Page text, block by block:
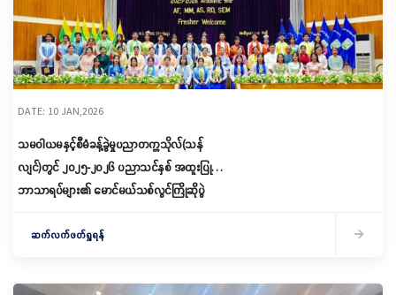
DATE: 10 JAN,2026
သမဝါယမနှင့်စီမံခန့်ခွဲမှုပညာတက္ကသိုလ်(သန်
လျင်)တွင် ၂၀၂၅-၂၀၂၆ ပညာသင်နှစ် အထူးပြု
ဘာသာရပ်များ၏ မောင်မယ်သစ်လွင်ကြိုဆိုပွဲ
ဆက်လက်ဖတ်ရှုရန်